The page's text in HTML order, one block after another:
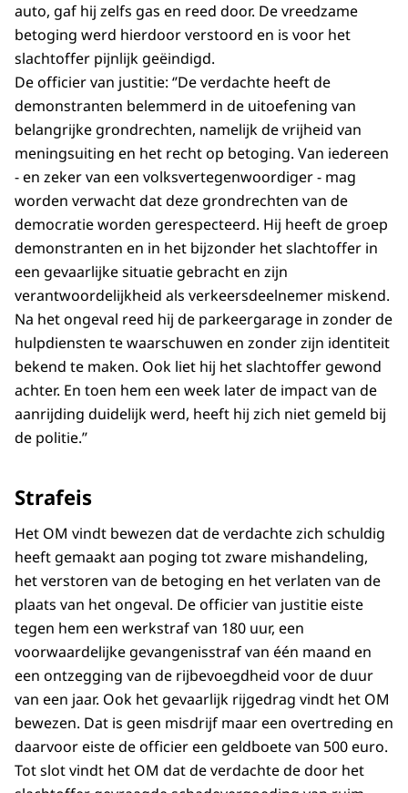
auto, gaf hij zelfs gas en reed door. De vreedzame
betoging werd hierdoor verstoord en is voor het
slachtoffer pijnlijk geëindigd.
De officier van justitie: ‘’De verdachte heeft de
demonstranten belemmerd in de uitoefening van
belangrijke grondrechten, namelijk de vrijheid van
meningsuiting en het recht op betoging. Van iedereen
- en zeker van een volksvertegenwoordiger - mag
worden verwacht dat deze grondrechten van de
democratie worden gerespecteerd. Hij heeft de groep
demonstranten en in het bijzonder het slachtoffer in
een gevaarlijke situatie gebracht en zijn
verantwoordelijkheid als verkeersdeelnemer miskend.
Na het ongeval reed hij de parkeergarage in zonder de
hulpdiensten te waarschuwen en zonder zijn identiteit
bekend te maken. Ook liet hij het slachtoffer gewond
achter. En toen hem een week later de impact van de
aanrijding duidelijk werd, heeft hij zich niet gemeld bij
de politie.’’
Strafeis
Het OM vindt bewezen dat de verdachte zich schuldig
heeft gemaakt aan poging tot zware mishandeling,
het verstoren van de betoging en het verlaten van de
plaats van het ongeval. De officier van justitie eiste
tegen hem een werkstraf van 180 uur, een
voorwaardelijke gevangenisstraf van één maand en
een ontzegging van de rijbevoegdheid voor de duur
van een jaar. Ook het gevaarlijk rijgedrag vindt het OM
bewezen. Dat is geen misdrijf maar een overtreding en
daarvoor eiste de officier een geldboete van 500 euro.
Tot slot vindt het OM dat de verdachte de door het